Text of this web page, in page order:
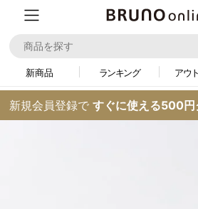
新商品 ランキング アウ
新規会員登録で すぐに使える500円